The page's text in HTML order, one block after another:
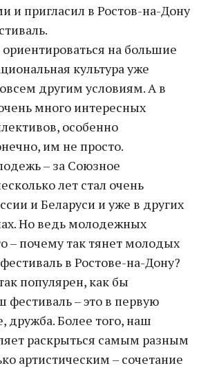
и пригласил в Ростов-на-Дону
на большие
культура уже
другим условиям. А в
много интересных
особенно
им не просто.
– за Союзное
лет стал очень
и Беларуси и уже в других
Но ведь молодежных
– почему так тянет молодых
в Ростове-на-Дону?
популярен, как бы
фестиваль – это в первую
дружба. Более того, наш
раскрыться самым разным
артистическим – сочетание